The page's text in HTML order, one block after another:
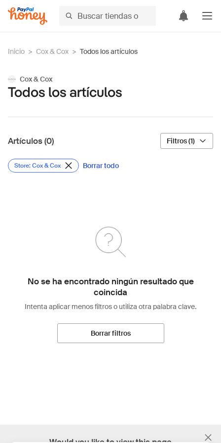
Inicio > Cox & Cox > Todos los artículos
Cox & Cox
Todos los artículos
Artículos (0) Filtros (1)
Store: Cox & Cox Borrar todo
No se ha encontrado ningún resultado que
coincida
Intenta aplicar menos filtros o utiliza otra palabra clave.
Borrar filtros